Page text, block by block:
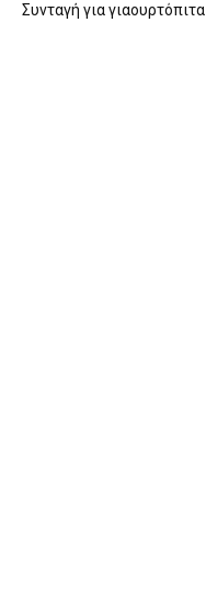
Συνταγή για γιαουρτόπιτα